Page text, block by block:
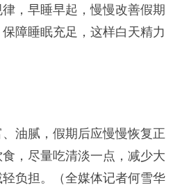
，早睡早起，慢慢改善假期
障睡眠充足，这样白天精力
油腻，假期后应慢慢恢复正
，尽量吃清淡一点，减少大
负担。（全媒体记者何雪华